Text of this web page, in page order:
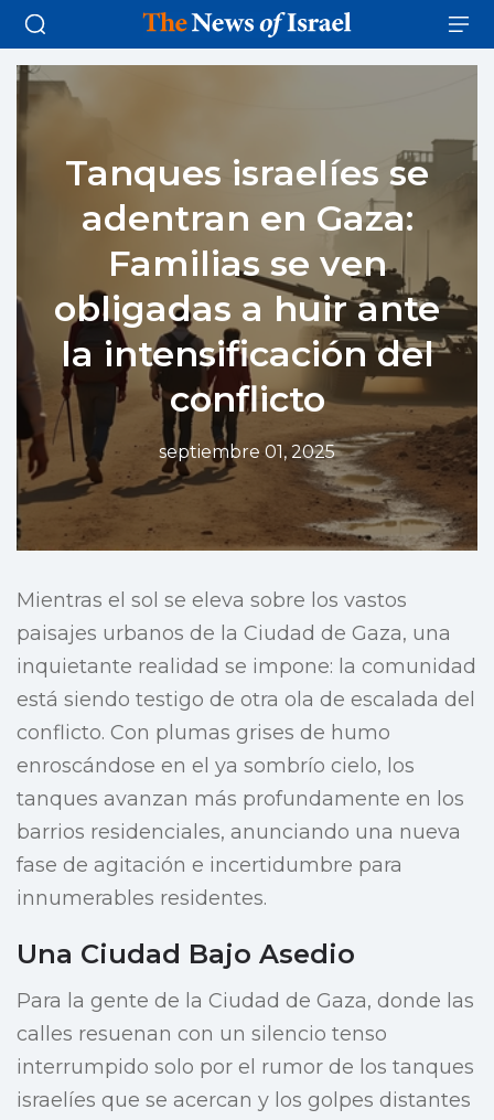
Tanques israelíes se
adentran en Gaza:
Familias se ven
obligadas a huir ante
la intensificación del
conflicto
septiembre 01, 2025
Mientras el sol se eleva sobre los vastos
paisajes urbanos de la Ciudad de Gaza, una
inquietante realidad se impone: la comunidad
está siendo testigo de otra ola de escalada del
conflicto. Con plumas grises de humo
enroscándose en el ya sombrío cielo, los
tanques avanzan más profundamente en los
barrios residenciales, anunciando una nueva
fase de agitación e incertidumbre para
innumerables residentes.
Una Ciudad Bajo Asedio
Para la gente de la Ciudad de Gaza, donde las
calles resuenan con un silencio tenso
interrumpido solo por el rumor de los tanques
israelíes que se acercan y los golpes distantes